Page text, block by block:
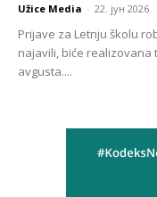
Užice Media - 22. јун 2026.
Prijave za Letnju školu
najavili, biće
avgusta....